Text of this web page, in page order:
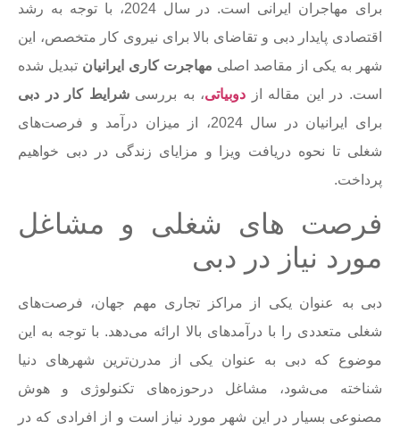
برای مهاجران ایرانی است. در سال 2024، با توجه به رشد
اقتصادی پایدار دبی و تقاضای بالا برای نیروی کار متخصص، این
شهر به یکی از مقاصد اصلی مهاجرت کاری ایرانیان تبدیل شده
است. در این مقاله از دوبیاتی، به بررسیشرایط کار در دبی
برای ایرانیان در سال 2024، از میزان درآمد و فرصت‌های
شغلی تا نحوه دریافت ویزا و مزایای زندگی در دبی خواهیم
پرداخت.
فرصت های شغلی و مشاغل
مورد نیاز در دبی
دبی به عنوان یکی از مراکز تجاری مهم جهان، فرصت‌های
شغلی متعددی را با درآمدهای بالا ارائه می‌دهد. با توجه به این
موضوع که دبی به عنوان یکی از مدرن‌ترین شهرهای دنیا
شناخته می‌شود، مشاغل درحوزه‌های تکنولوژی و هوش
مصنوعی بسیار در این شهر مورد نیاز است و از افرادی که در